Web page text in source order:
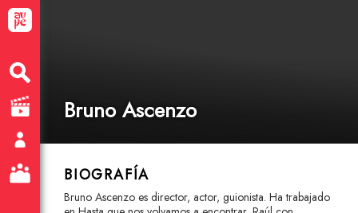
Bruno Ascenzo
BIOGRAFÍA
Bruno Ascenzo es director, actor, guionista. Ha trabajado